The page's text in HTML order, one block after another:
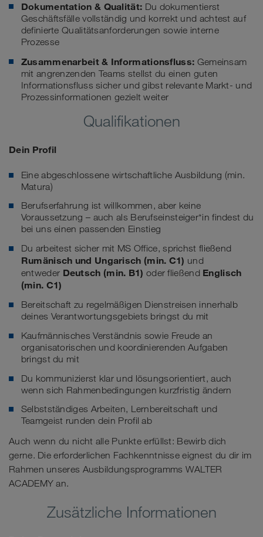
Dokumentation & Qualität: Du dokumentierst
Geschäftsfälle vollständig und korrekt und achtest auf
definierte Qualitätsanforderungen sowie interne
Prozesse
Zusammenarbeit & Informationsfluss: Gemeinsam
mit angrenzenden Teams stellst du einen guten
Informationsfluss sicher und gibst relevante Markt- und
Prozessinformationen gezielt weiter
Qualifikationen
Dein Profil
Eine abgeschlossene wirtschaftliche Ausbildung (min.
Matura)
Berufserfahrung ist willkommen, aber keine
Voraussetzung – auch als Berufseinsteiger*in findest du
bei uns einen passenden Einstieg
Du arbeitest sicher mit MS Office, sprichst fließend
Rumänisch und Ungarisch (min. C1) und
entweder Deutsch (min. B1) oder fließend Englisch
(min. C1)
Bereitschaft zu regelmäßigen Dienstreisen innerhalb
deines Verantwortungsgebiets bringst du mit
Kaufmännisches Verständnis sowie Freude an
organisatorischen und koordinierenden Aufgaben
bringst du mit
Du kommunizierst klar und lösungsorientiert, auch
wenn sich Rahmenbedingungen kurzfristig ändern
Selbstständiges Arbeiten, Lernbereitschaft und
Teamgeist runden dein Profil ab
Auch wenn du nicht alle Punkte erfüllst: Bewirb dich
gerne. Die erforderlichen Fachkenntnisse eignest du dir im
Rahmen unseres Ausbildungsprogramms WALTER
ACADEMY an.
Zusätzliche Informationen